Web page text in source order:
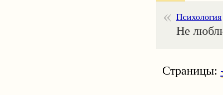
Психология
Не
Страницы: